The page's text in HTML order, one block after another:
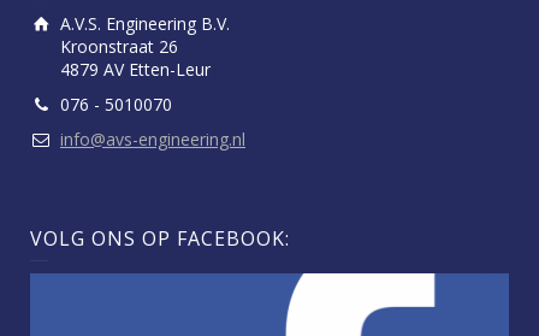
A.V.S. Engineering B.V.
Kroonstraat 26
4879 AV Etten-Leur
076 - 5010070
info@avs-engineering.nl
VOLG ONS OP FACEBOOK: